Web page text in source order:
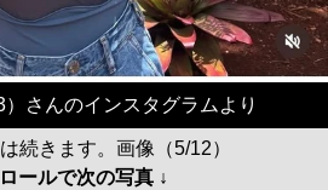
さんのインスタグラムより
続きます。画像（5/12）
ールで次の写真 ↓